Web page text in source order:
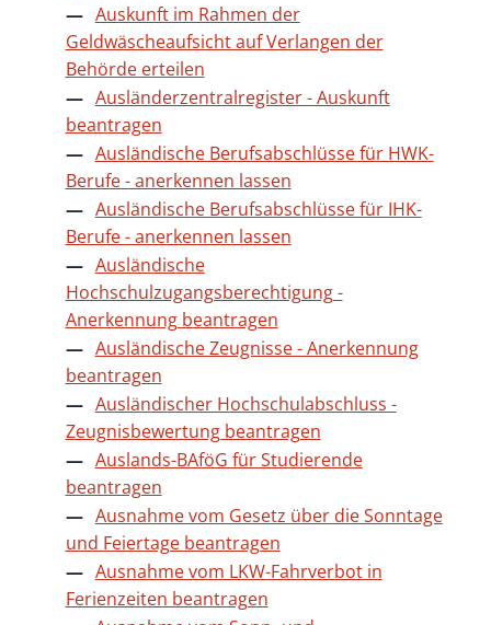
Auskunft im Rahmen der
Geldwäscheaufsicht auf Verlangen der
Behörde erteilen
Ausländerzentralregister - Auskunft
beantragen
Ausländische Berufsabschlüsse für HWK-
Berufe - anerkennen lassen
Ausländische Berufsabschlüsse für IHK-
Berufe - anerkennen lassen
Ausländische
Hochschulzugangsberechtigung -
Anerkennung beantragen
Ausländische Zeugnisse - Anerkennung
beantragen
Ausländischer Hochschulabschluss -
Zeugnisbewertung beantragen
Auslands-BAföG für Studierende
beantragen
Ausnahme vom Gesetz über die Sonntage
und Feiertage beantragen
Ausnahme vom LKW-Fahrverbot in
Ferienzeiten beantragen